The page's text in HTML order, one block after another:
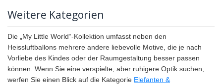
Weitere Kategorien
Die „My Little World“-Kollektion umfasst neben den
Heissluftballons mehrere andere liebevolle Motive, die je nach
Vorliebe des Kindes oder der Raumgestaltung besser passen
können. Wenn Sie eine verspielte, aber ruhigere Optik suchen,
werfen Sie einen Blick auf die Kategorie Elefanten &